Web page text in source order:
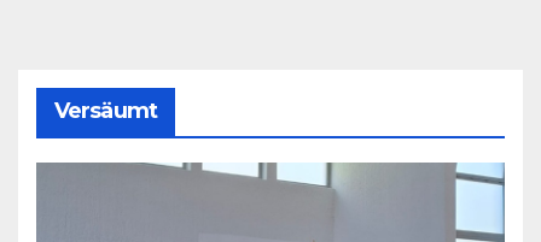
Versäumt